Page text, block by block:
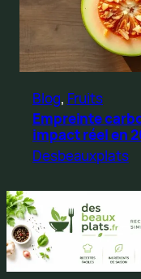
Blog, Fruits
Empreinte
impact réel en
Desbeauxplats